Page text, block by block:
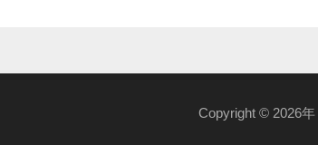
Copyright © 2026年